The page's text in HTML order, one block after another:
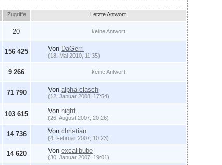
Zugriffe Letzte Antwort
20 keine Antwort
156 425 Von DaGerri
(18. Mai 2010, 11:35)
9 266 keine Antwort
71 790 Vonalpha-clasch
(12. Januar 2008, 17:54)
103 615 Von night
(26. August 2007, 20:26)
14 736 Vonchristian
(4. Februar 2007, 10:23)
14 620 Vonexcalibube
(30. Januar 2007, 19:01)